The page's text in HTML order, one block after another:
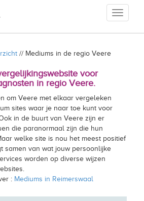
Toggle
// Mediums in de regio Veere
voor
in regio Veere.
om Veere met elkaar vergeleken
sites waar je naar toe kunt voor
in de buurt van Veere zijn er
die paranormaal zijn die hun
welke site is nou het meest positief
samen van wat jouw persoonlijke
worden op diverse wijzen
: Mediums in Reimerswaal